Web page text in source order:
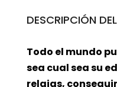
DESCRIPCIÓN
Todo el mundo
sea cual sea su
relajas,